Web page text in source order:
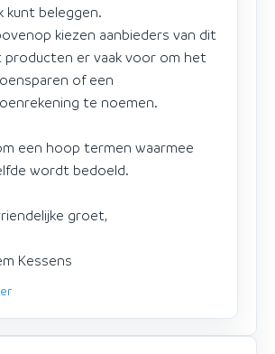
kunt beleggen.
kiezen aanbieders van dit
er vaak voor om het
of een
te noemen.
een hoop termen waarmee
wordt bedoeld.
groet,
Kessens